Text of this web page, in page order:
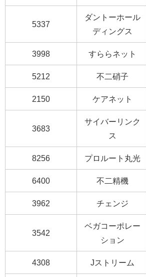
5337
ダントーホール
ディングス
3998 すららネット
5212 不二硝子
2150 ケアネット
3683
サイバーリンク
ス
8256 プロルート丸光
6400 不二精機
3962 チェンジ
3542
ベガコーポレー
ション
4308 Jストリーム